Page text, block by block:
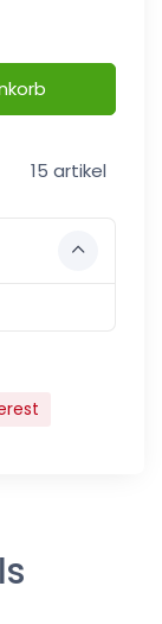
15 artikel